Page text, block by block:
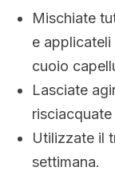
Mischiate
e
cuoio
Lasciate
Utilizzate il
settimana.